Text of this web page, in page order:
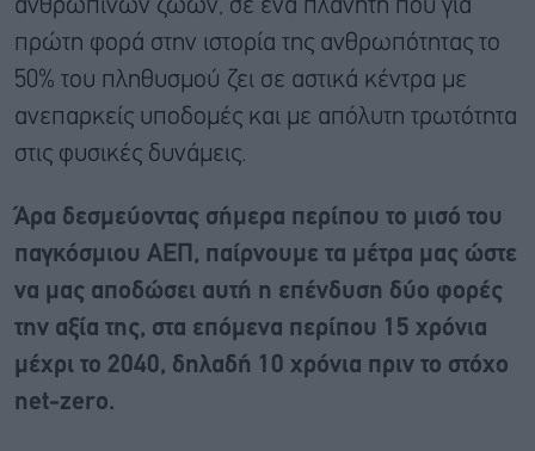
ανθρώπινων ζωών, σε ένα πλανήτη που για
πρώτη φορά στην ιστορία της ανθρωπότητας το
50% του πληθυσμού ζει σε αστικά κέντρα με
ανεπαρκείς υποδομές και με απόλυτη τρωτότητα
στις φυσικές δυνάμεις.
Άρα δεσμεύοντας σήμερα περίπου το μισό του
παγκόσμιου ΑΕΠ, παίρνουμε τα μέτρα μας ώστε
να μας αποδώσει αυτή η επένδυση δύο φορές
την αξία της, στα επόμενα περίπου 15 χρόνια
μέχρι το 2040, δηλαδή 10 χρόνια πριν το στόχο
net-zero.